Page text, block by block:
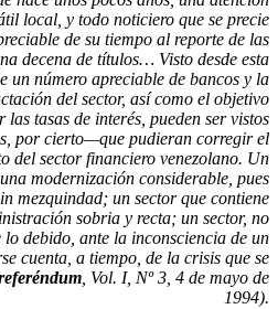
local, y todo noticiero que se precie
de su tiempo al reporte de las
decena de títulos… Visto desde esta
un número apreciable de bancos y la
del sector, así como el objetivo
tasas de interés, pueden ser vistos
por cierto—que pudieran corregir el
del sector financiero venezolano. Un
modernización considerable, pues
mezquindad; un sector que contiene
sobria y recta; un sector, no
lo debido, ante la inconsciencia de un
cuenta, a tiempo, de la crisis que se
, Vol. I, Nº 3, 4 de mayo de
1994).